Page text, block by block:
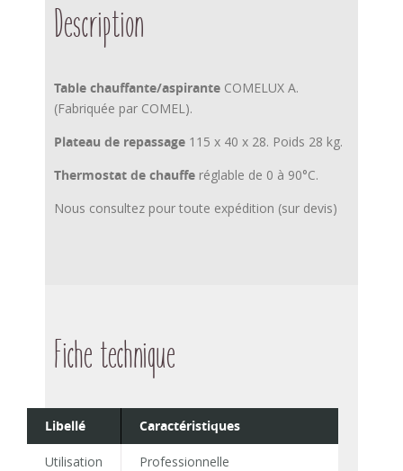
Description
Table chauffante/aspirante COMELUX A.
(Fabriquée par COMEL).
Plateau de repassage 115 x 40 x 28. Poids 28 kg.
Thermostat de chauffe réglable de 0 à 90°C.
Nous consultez pour toute expédition (sur devis)
Fiche technique
Libellé Caractéristiques
Utilisation Professionnelle